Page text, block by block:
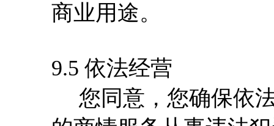
商业用途。
9.5 依法经营
您同意，您确保依